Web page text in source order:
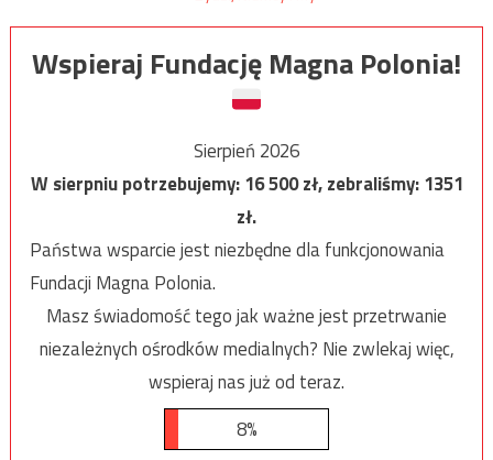
Wspieraj Fundację Magna Polonia!
Sierpień 2026
W sierpniu potrzebujemy:16 500zł, zebraliśmy:1351
zł.
Państwa wsparcie jest niezbędne dla funkcjonowania
Fundacji Magna Polonia.
Masz świadomość tego jak ważne jest przetrwanie
niezależnych ośrodków medialnych? Nie zwlekaj więc,
wspieraj nas już od teraz.
8%